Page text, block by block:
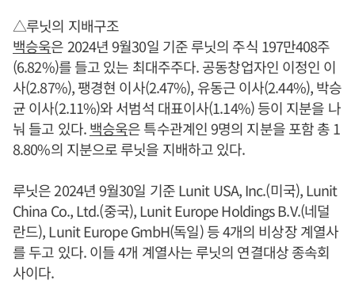
△루닛의 지배구조
백승욱은 2024년 9월30일 기준 루닛의 주식 197만408주
(6.82%)를 들고 있는 최대주주다. 공동창업자인 이정인 이
사(2.87%), 팽경현 이사(2.47%), 유동근 이사(2.44%), 박승
균 이사(2.11%)와 서범석 대표이사(1.14%) 등이 지분을 나
눠 들고 있다.백승욱은 특수관계인 9명의 지분을 포함 총 1
8.80%의 지분으로 루닛을 지배하고 있다.
루닛은 2024년 9월30일 기준 Lunit USA, Inc.(미국), Lunit
China Co., Ltd.(중국), Lunit Europe Holdings B.V.(네덜
란드), Lunit Europe GmbH(독일) 등 4개의 비상장 계열사
를 두고 있다. 이들 4개 계열사는 루닛의 연결대상 종속회
사이다.